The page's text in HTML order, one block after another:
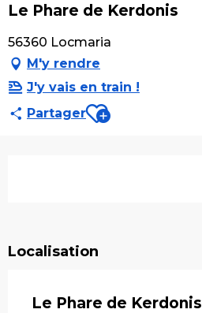
Le Phare de Kerdonis
56360 Locmaria
M'y rendre
J'y vais en train !
PartagerAjouter aux favoris
Localisation
Le Phare de Kerdonis